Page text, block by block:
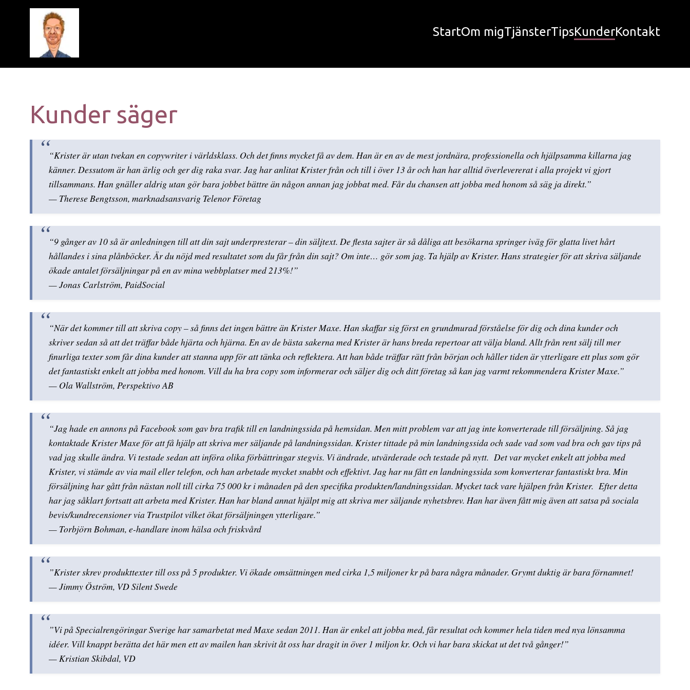
StartOm migTjänsterTipsKunderKontakt
Kunder säger
“Krister är utan tvekan en copywriter i världsklass. Och det finns mycket få av dem. Han är en av de mest jordnära, professionella och hjälpsamma killarna jag
känner. Dessutom är han ärlig och ger dig raka svar. Jag har anlitat Krister från och till i över 13 år och han har alltid överlevererat i alla projekt vi gjort
tillsammans. Han gnäller aldrig utan gör bara jobbet bättre än någon annan jag jobbat med. Får du chansen att jobba med honom så säg ja direkt.”
— Therese Bengtsson, marknadsansvarig Telenor Företag
“9 gånger av 10 så är anledningen till att din sajt underpresterar – din säljtext. De flesta sajter är så dåliga att besökarna springer iväg för glatta livet hårt
hållandes i sina plånböcker. Är du nöjd med resultatet som du får från din sajt? Om inte… gör som jag. Ta hjälp av Krister. Hans strategier för att skriva säljande
ökade antalet försäljningar på en av mina webbplatser med 213%!”
— Jonas Carlström, PaidSocial
“När det kommer till att skriva copy – så finns det ingen bättre än Krister Maxe. Han skaffar sig först en grundmurad förståelse för dig och dina kunder och
skriver sedan så att det träffar både hjärta och hjärna. En av de bästa sakerna med Krister är hans breda repertoar att välja bland. Allt från rent sälj till mer
finurliga texter som får dina kunder att stanna upp för att tänka och reflektera. Att han både träffar rätt från början och håller tiden är ytterligare ett plus som gör
det fantastiskt enkelt att jobba med honom. Vill du ha bra copy som informerar och säljer dig och ditt företag så kan jag varmt rekommendera Krister Maxe.”
— Ola Wallström, Perspektivo AB
“Jag hade en annons på Facebook som gav bra trafik till en landningssida på hemsidan. Men mitt problem var att jag inte konverterade till försäljning. Så jag
kontaktade Krister Maxe för att få hjälp att skriva mer säljande på landningssidan. Krister tittade på min landningssida och sade vad som vad bra och gav tips på
vad jag skulle ändra. Vi testade sedan att införa olika förbättringar stegvis. Vi ändrade, utvärderade och testade på nytt. Det var mycket enkelt att jobba med
Krister, vi stämde av via mail eller telefon, och han arbetade mycket snabbt och effektivt. Jag har nu fått en landningssida som konverterar fantastiskt bra. Min
försäljning har gått från nästan noll till cirka 75 000 kr i månaden på den specifika produkten/landningssidan. Mycket tack vare hjälpen från Krister. Efter detta
har jag såklart fortsatt att arbeta med Krister. Han har bland annat hjälpt mig att skriva mer säljande nyhetsbrev. Han har även fått mig även att satsa på sociala
bevis/kundrecensioner via Trustpilot vilket ökat försäljningen ytterligare.”
— Torbjörn Bohman, e-handlare inom hälsa och friskvård
”Krister skrev produkttexter till oss på 5 produkter. Vi ökade omsättningen med cirka 1,5 miljoner kr på bara några månader. Grymt duktig är bara förnamnet!
— Jimmy Öström, VD Silent Swede
”Vi på Specialrengöringar Sverige har samarbetat med Maxe sedan 2011. Han är enkel att jobba med, får resultat och kommer hela tiden med nya lönsamma
idéer. Vill knappt berätta det här men ett av mailen han skrivit åt oss har dragit in över 1 miljon kr. Och vi har bara skickat ut det två gånger!”
— Kristian Skibdal, VD